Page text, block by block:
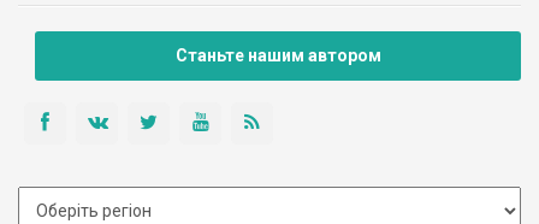
Станьте нашим автором